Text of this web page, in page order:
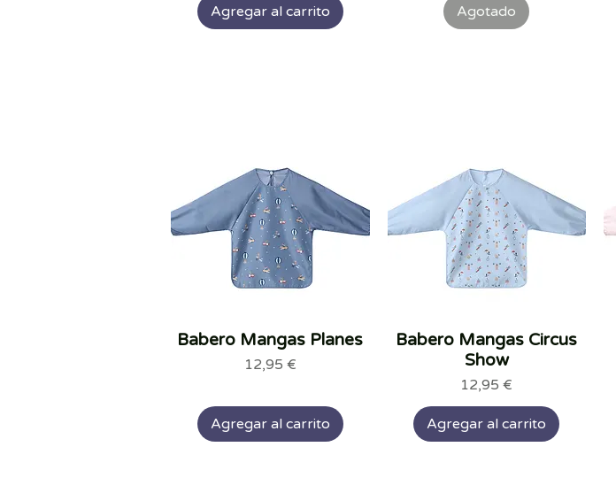
Agregar al carrito Agotado
Vista rápida
Babero Mangas Planes
Precio
12,95 €
Agregar al carrito
Vista rápida
Babero Mangas Circus
Show
Precio
12,95 €
Agregar al carrito